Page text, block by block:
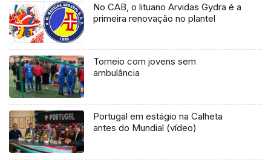
No CAB, o lituano Arvidas Gydra é a
primeira renovação no plantel
Torneio com jovens sem
ambulância
Portugal em estágio na Calheta
antes do Mundial (vídeo)